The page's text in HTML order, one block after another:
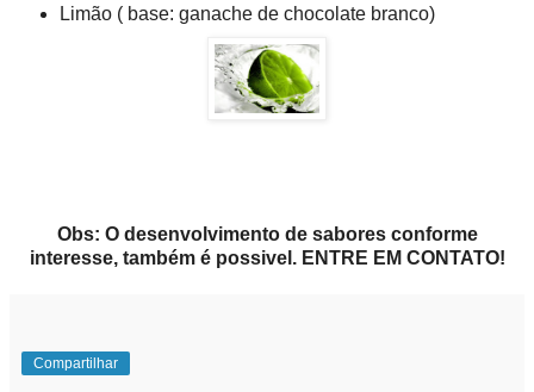
Limão ( base: ganache de chocolate branco)
Obs: O desenvolvimento de sabores conforme
interesse, também é possivel. ENTRE EM CONTATO!
Compartilhar